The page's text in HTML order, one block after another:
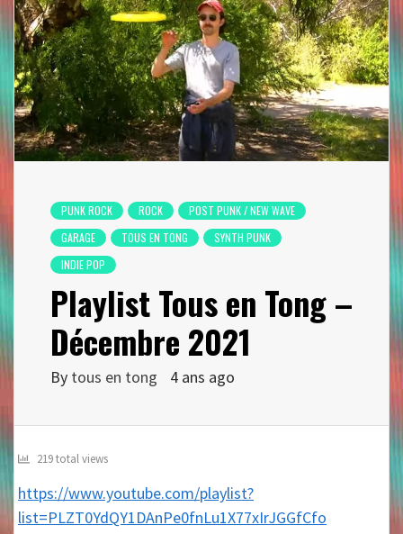
PUNK ROCK ROCK
POST PUNK / NEW WAVE
GARAGE
TOUS EN TONG
SYNTH PUNK
INDIE POP
Playlist Tous en Tong –
Décembre 2021
By tous en tong 4 ans ago
219 total views
https://www.youtube.com/playlist?
list=PLZT0YdQY1DAnPe0fnLu1X77xIrJGGfCfo